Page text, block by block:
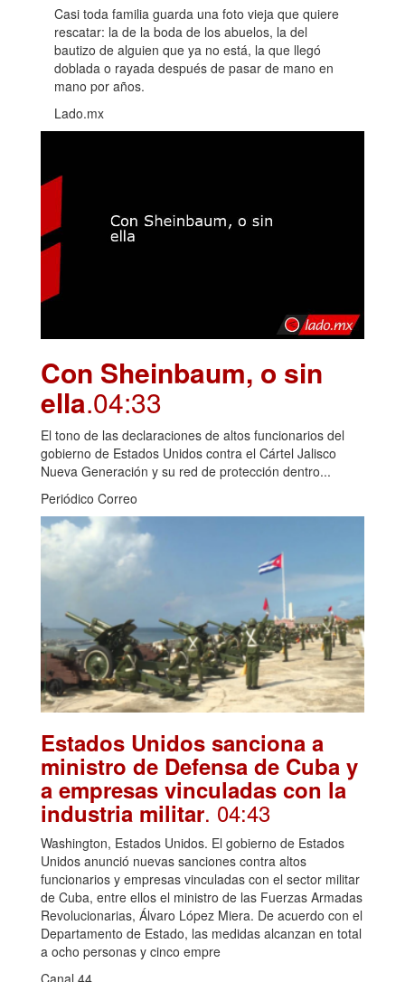
Casi toda familia guarda una foto vieja que quiere
rescatar: la de la boda de los abuelos, la del
bautizo de alguien que ya no está, la que llegó
doblada o rayada después de pasar de mano en
mano por años.
Lado.mx
Con Sheinbaum, o sin
ella.04:33
El tono de las declaraciones de altos funcionarios del
gobierno de Estados Unidos contra el Cártel Jalisco
Nueva Generación y su red de protección dentro...
Periódico Correo
Estados Unidos sanciona a
ministro de Defensa de Cuba y
a empresas vinculadas con la
industria militar. 04:43
Washington, Estados Unidos. El gobierno de Estados
Unidos anunció nuevas sanciones contra altos
funcionarios y empresas vinculadas con el sector militar
de Cuba, entre ellos el ministro de las Fuerzas Armadas
Revolucionarias, Álvaro López Miera. De acuerdo con el
Departamento de Estado, las medidas alcanzan en total
a ocho personas y cinco empre
Canal 44